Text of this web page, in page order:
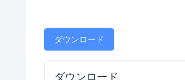
ダウンロード
ダウンロード